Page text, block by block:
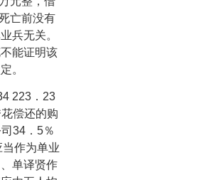
亡前没有
兵无关。
能证明该
。
223 ． 23
偿还的购
34 ． 5％
当作为单业
单译贤作